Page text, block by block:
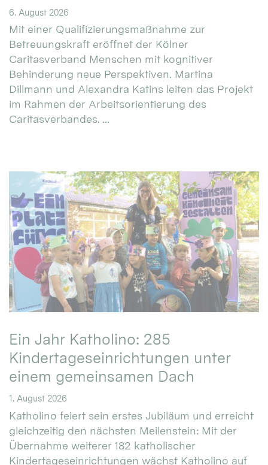
6. August 2026
Mit einer Qualifizierungsmaßnahme zur
Betreuungskraft eröffnet der Kölner
Caritasverband Menschen mit kognitiver
Behinderung neue Perspektiven. Martina
Dillmann und Alexandra Katins leiten das Projekt
im Rahmen der Arbeitsorientierung des
Caritasverbandes. ...
Ein Jahr Katholino: 285
Kindertageseinrichtungen unter
einem gemeinsamen Dach
1. August 2026
Katholino feiert sein erstes Jubiläum und erreicht
gleichzeitig den nächsten Meilenstein: Mit der
Übernahme weiterer 182 katholischer
Kindertageseinrichtungen wächst Katholino auf